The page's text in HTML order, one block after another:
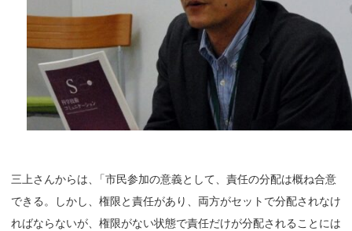
三上さんからは
「市民参加の意義として、責任の分配は概ね合意
できる。しかし、権限と責任があり、両方がセットで分配されなけ
ればならないが、権限がない状態で責任だけが分配されることには